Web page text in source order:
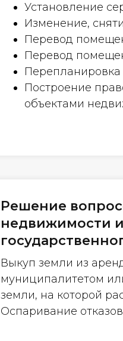
Установление
Изменение,
Перевод
Перевод
Построение
объектами
Решение
недвижимости
Выкуп земли из
муниципалитетом
земли, на которой
Оспаривание